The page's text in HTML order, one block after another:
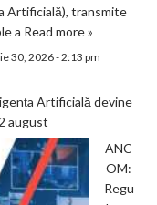
Artificială), transmite
a Read more »
30, 2026 - 2:13 pm
Artificială devine
august
ANC
OM:
Regu